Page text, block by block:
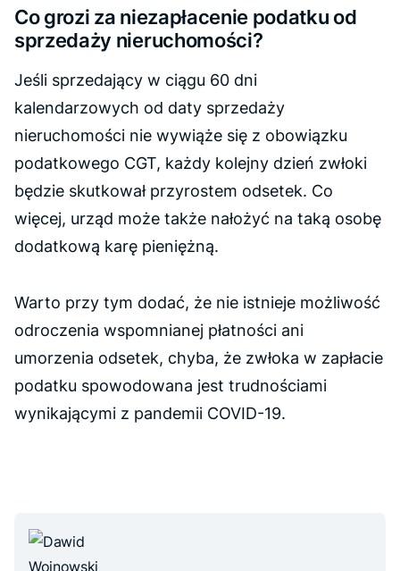
Co grozi za niezapłacenie podatku od
sprzedaży nieruchomości?
Jeśli sprzedający w ciągu 60 dni
kalendarzowych od daty sprzedaży
nieruchomości nie wywiąże się z obowiązku
podatkowego CGT, każdy kolejny dzień zwłoki
będzie skutkował przyrostem odsetek. Co
więcej, urząd może także nałożyć na taką osobę
dodatkową karę pieniężną.
Warto przy tym dodać, że nie istnieje możliwość
odroczenia wspomnianej płatności ani
umorzenia odsetek, chyba, że zwłoka w zapłacie
podatku spowodowana jest trudnościami
wynikającymi z pandemii COVID-19.